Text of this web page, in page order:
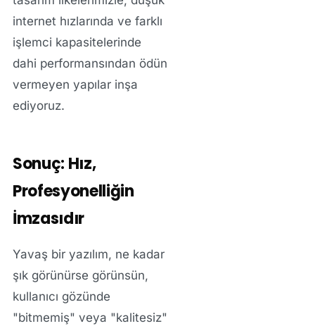
internet hızlarında ve farklı
işlemci kapasitelerinde
dahi performansından ödün
vermeyen yapılar inşa
ediyoruz.
Sonuç: Hız,
Profesyonelliğin
İmzasıdır
Yavaş bir yazılım, ne kadar
şık görünürse görünsün,
kullanıcı gözünde
"bitmemiş" veya "kalitesiz"